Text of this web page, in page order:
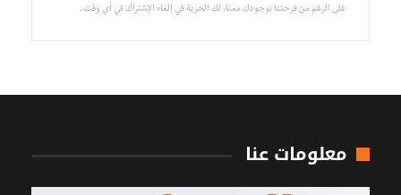
على الرغم من فرحتنا بوجودك معنا، لك الحرية في إلغاء الإشتراك في أي وقت.
معلومات عنا